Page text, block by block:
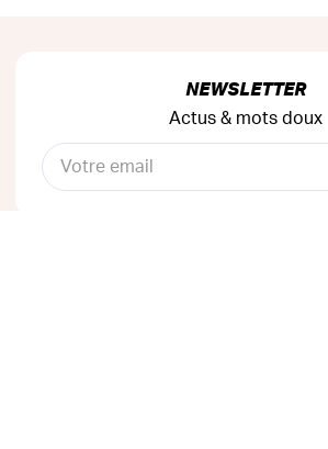
NEWSLETTER
Actus & mots doux